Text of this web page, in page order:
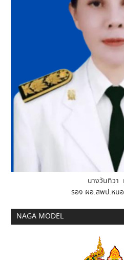
นางวันทิวา
รอง ผอ.สพป.หน
NAGA MODEL